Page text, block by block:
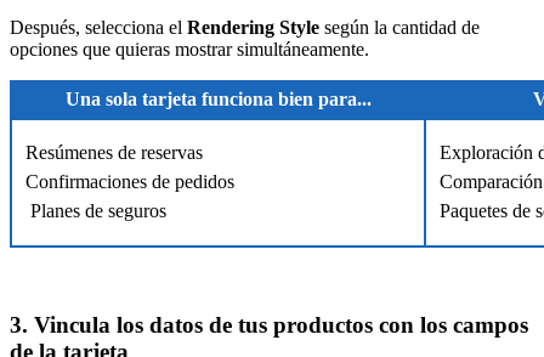
Después, selecciona el Rendering Style según la cantidad de
opciones que quieras mostrar simultáneamente.
Una sola tarjeta funciona bien para...
Resúmenes de reservas
Confirmaciones de pedidos
Planes de seguros
Exploración
Paquetes de
3. Vincula los datos de tus productos con los campos
de la tarjeta